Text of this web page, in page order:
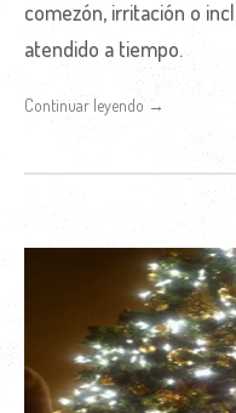
comezón, irritación o
atendido a tiempo.
Continuar leyendo →